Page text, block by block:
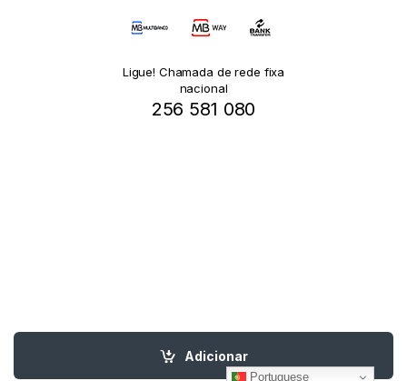
Adicionar
Ligue! Chamada de rede fixa
nacional
256 581 080
Portuguese